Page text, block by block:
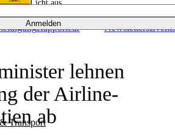
Anmelden
Transport
Rapporteur NewslettersEvents
Licht aus
lehnen
der Airline-
ab